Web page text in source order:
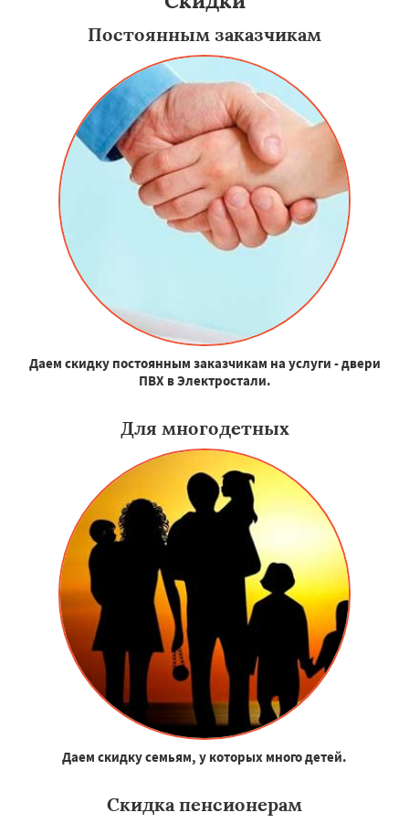
Постоянным заказчикам
Даем скидку постоянным заказчикам на услуги - двери
ПВХ в Электростали.
Для многодетных
Даем скидку семьям, у которых много детей.
Скидка пенсионерам